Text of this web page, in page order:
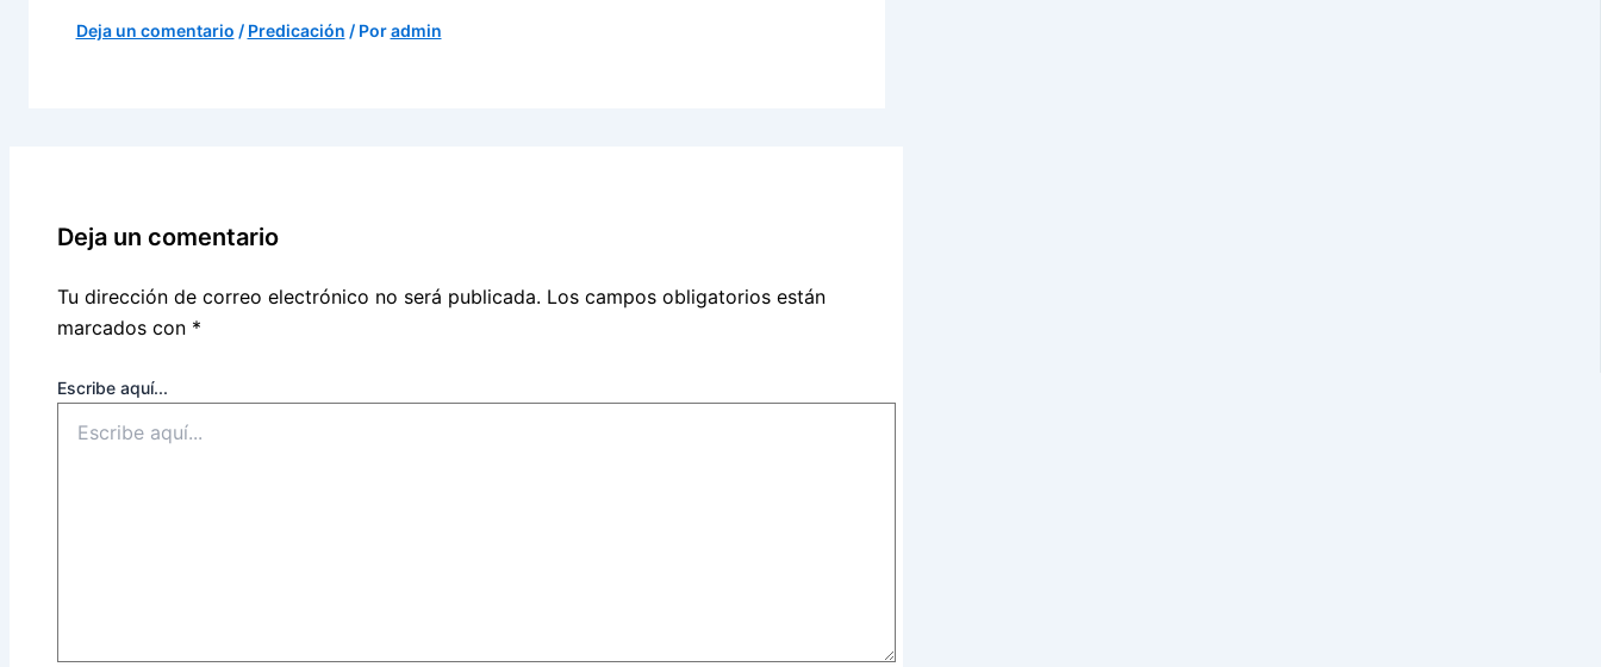
Deja un comentario / Predicación / Poradmin
Deja un comentario
Tu dirección de correo electrónico no será publicada. Los campos obligatorios están
marcados con *
Escribe aquí...